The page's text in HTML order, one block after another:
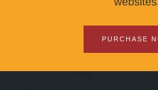
PURCHASE